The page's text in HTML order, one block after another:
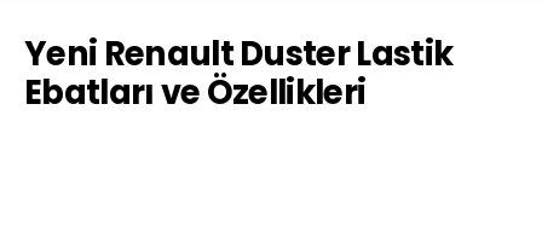
Yeni Renault Duster Lastik
Ebatları ve Özellikleri